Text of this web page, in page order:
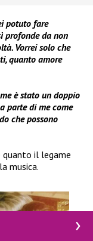
potuto fare
profonde da non
Vorrei solo che
quanto amore
è stato un doppio
parte di me come
che possono
quanto il legame
musica.